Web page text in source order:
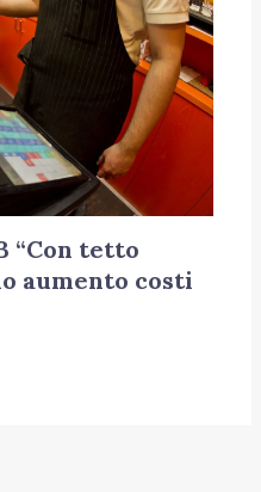
“Con tetto
aumento costi